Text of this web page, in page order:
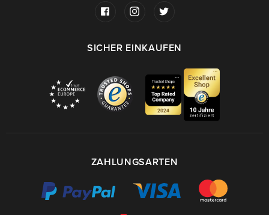
SICHER EINKAUFEN
ZAHLUNGSARTEN